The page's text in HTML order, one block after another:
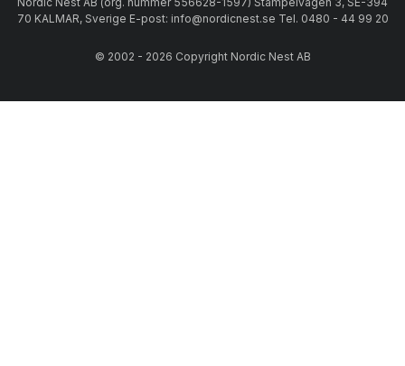
70 KALMAR, Sverige E-post: info@nordicnest.se Tel. 0480 - 44 99 20
© 2002 - 2026 Copyright Nordic Nest AB